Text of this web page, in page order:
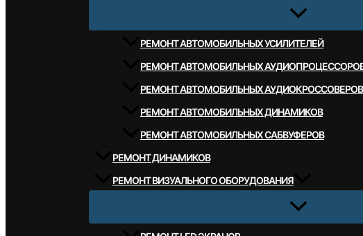
РЕМОНТ АВТОМОБИЛЬНЫХ УСИЛИТЕЛЕЙ
РЕМОНТ АВТОМОБИЛЬНЫХ
РЕМОНТ АВТОМОБИЛЬНЫХ АУДИОКРОССОВЕРОВ
РЕМОНТ АВТОМОБИЛЬНЫХ ДИНАМИКОВ
РЕМОНТ АВТОМОБИЛЬНЫХ САБВУФЕРОВ
РЕМОНТ ДИНАМИКОВ
РЕМОНТ ВИЗУАЛЬНОГО ОБОРУДОВАНИЯ